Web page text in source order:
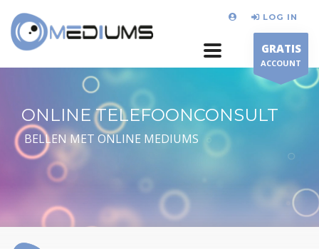
LOG IN
GRATIS
ACCOUNT
ONLINE TELEFOONCONSULT
BELLEN MET ONLINE MEDIUMS